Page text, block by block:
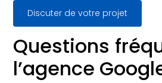
Discuter de votre projet
Questions
l’agence